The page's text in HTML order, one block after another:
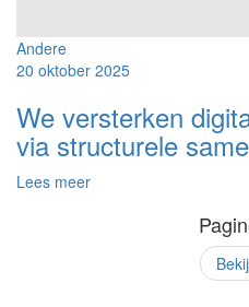
Andere
20 oktober 2025
We versterken
via structurele
Lees meerover